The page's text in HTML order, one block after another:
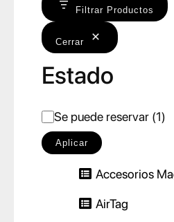
Filtrar Productos
Cerrar
Estado
E
s
Se puede reservar (1)
Aplicar
Accesorios
AirTag